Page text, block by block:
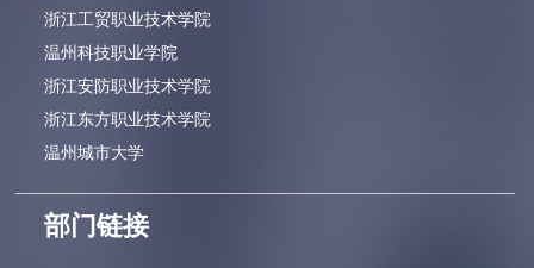
浙江工贸职业技术学院
温州科技职业学院
浙江安防职业技术学院
浙江东方职业技术学院
温州城市大学
部门链接